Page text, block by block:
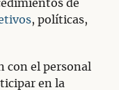
de
, políticas,
con el personal
en la